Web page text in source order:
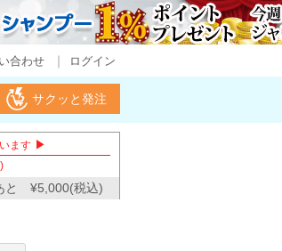
合わせ ログイン
サクッと発注
ます ▶
と ¥5,000(税込)